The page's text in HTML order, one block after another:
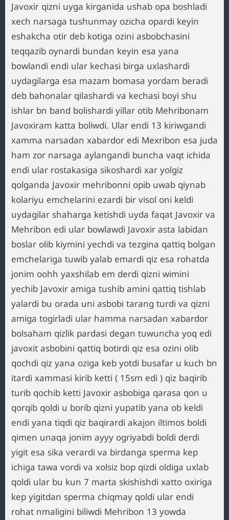
Javoxir qizni uyga kirganida ushab opa boshladi
xech narsaga tushunmay ozicha opardi keyin
eshakcha otir deb kotiga ozini asbobchasini
teqqazib oynardi bundan keyin esa yana
bowlandi endi ular kechasi birga uxlashardi
uydagilarga esa mazam bomasa yordam beradi
deb bahonalar qilashardi va kechasi boyi shu
ishlar bn band bolishardi yillar otib Mehribonam
Javoxiram katta boliwdi. Ular endi 13 kiriwgandi
xamma narsadan xabardor edi Mexribon esa juda
ham zor narsaga aylangandi buncha vaqt ichida
endi ular rostakasiga sikoshardi xar yolgiz
qolganda Javoxir mehribonni opib uwab qiynab
kolariyu emchelarini ezardi bir visol oni keldi
uydagilar shaharga ketishdi uyda faqat Javoxir va
Mehribon edi ular bowlawdi Javoxir asta labidan
boslar olib kiymini yechdi va tezgina qattiq bolgan
emchelariga tuwib yalab emardi qiz esa rohatda
jonim oohh yaxshilab em derdi qizni wimini
yechib Javoxir amiga tushib amini qattiq tishlab
yalardi bu orada uni asbobi tarang turdi va qizni
amiga togirladi ular hamma narsadan xabardor
bolsaham qizlik pardasi degan tuwuncha yoq edi
javoxit asbobini qattiq botirdi qiz esa ozini olib
qochdi qiz yana oziga keb yotdi busafar u kuch bn
itardi xammasi kirib ketti ( 15sm edi ) qiz baqirib
turib qochib ketti Javoxir asbobiga qarasa qon u
qorqib qoldi u borib qizni yupatib yana ob keldi
endi yana tiqdi qiz baqirardi akajon iltimos boldi
qimen unaqa jonim ayyy ogriyabdi boldi derdi
yigit esa sika verardi va birdanga sperma kep
ichiga tawa vordi va xolsiz bop qizdi oldiga uxlab
qoldi ular bu kun 7 marta skishishdi xatto oxiriga
kep yigitdan sperma chiqmay qoldi ular endi
rohat nmaligini biliwdi Mehribon 13 yowda